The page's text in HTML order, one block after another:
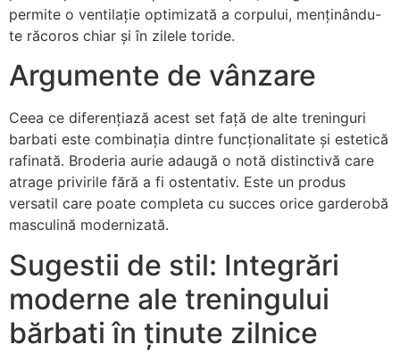
permite o ventilație optimizată a corpului, menținându-
te răcoros chiar și în zilele toride.
Argumente de vânzare
Ceea ce diferențiază acest set față de alte treninguri
barbati este combinația dintre funcționalitate și estetică
rafinată. Broderia aurie adaugă o notă distinctivă care
atrage privirile fără a fi ostentativ. Este un produs
versatil care poate completa cu succes orice garderobă
masculină modernizată.
Sugestii de stil: Integrări
moderne ale treningului
bărbati în ținute zilnice